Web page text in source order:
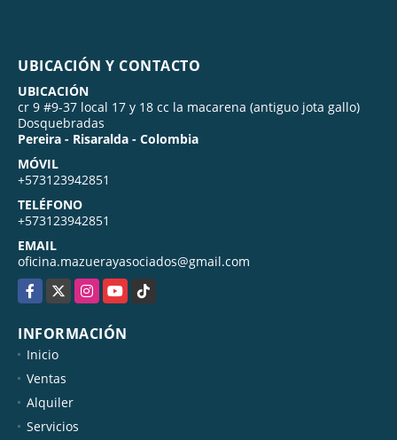
UBICACIÓN Y CONTACTO
UBICACIÓN
cr 9 #9-37 local 17 y 18 cc la macarena (antiguo jota gallo)
Dosquebradas
Pereira - Risaralda - Colombia
MÓVIL
+573123942851
TELÉFONO
+573123942851
EMAIL
oficina.mazuerayasociados@gmail.com
Facebook
X InstagramYouTubeTikTok
INFORMACIÓN
Inicio
Ventas
Alquiler
Servicios